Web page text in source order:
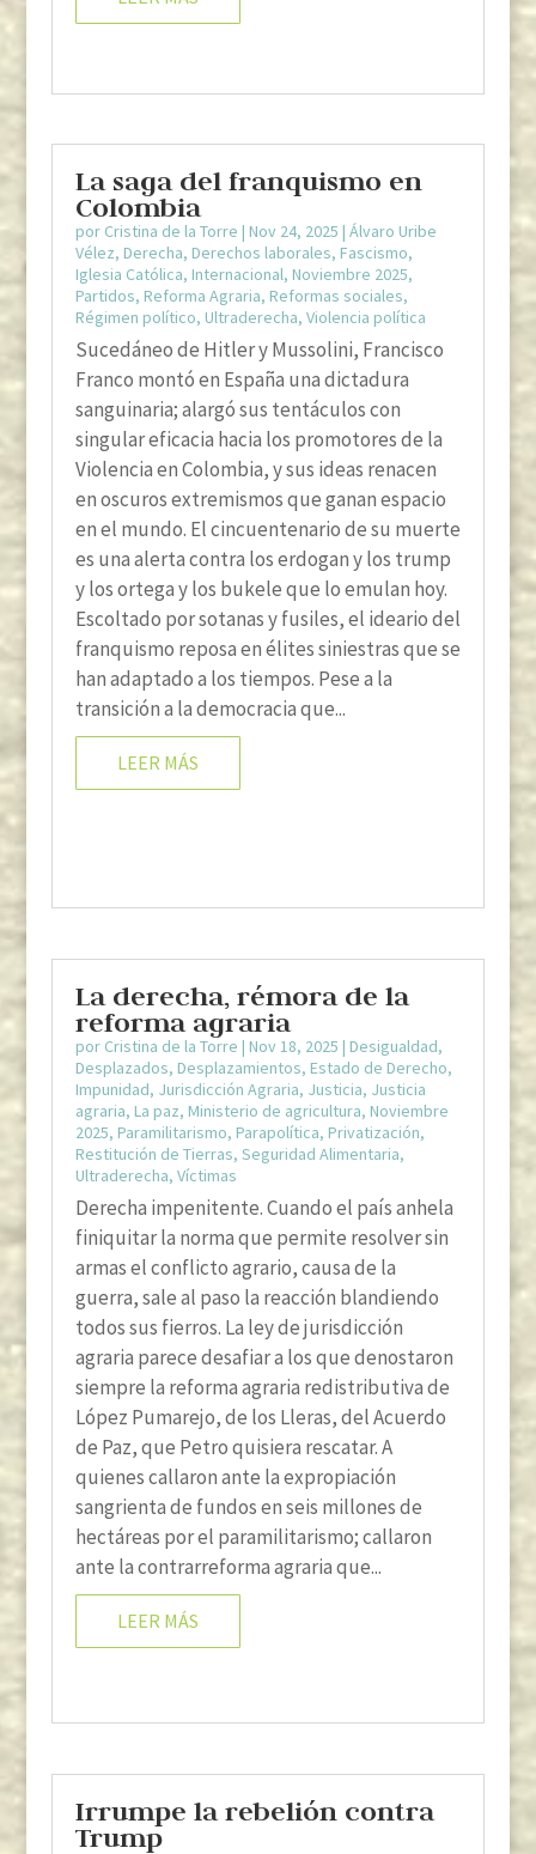
La saga del franquismo en
Colombia
por Cristina de la Torre | Nov 24, 2025 | Álvaro Uribe
Vélez, Derecha, Derechos laborales, Fascismo,
Iglesia Católica, Internacional, Noviembre 2025,
Partidos, Reforma Agraria, Reformas sociales,
Régimen político, Ultraderecha, Violencia política
Sucedáneo de Hitler y Mussolini, Francisco
Franco montó en España una dictadura
sanguinaria; alargó sus tentáculos con
singular eficacia hacia los promotores de la
Violencia en Colombia, y sus ideas renacen
en oscuros extremismos que ganan espacio
en el mundo. El cincuentenario de su muerte
es una alerta contra los erdogan y los trump
y los ortega y los bukele que lo emulan hoy.
Escoltado por sotanas y fusiles, el ideario del
franquismo reposa en élites siniestras que se
han adaptado a los tiempos. Pese a la
transición a la democracia que...
LEER MÁS
La derecha, rémora de la
reforma agraria
por Cristina de la Torre | Nov 18, 2025 | Desigualdad,
Desplazados, Desplazamientos, Estado de Derecho,
Impunidad, Jurisdicción Agraria, Justicia, Justicia
agraria, La paz, Ministerio de agricultura, Noviembre
2025, Paramilitarismo, Parapolítica, Privatización,
Restitución de Tierras, Seguridad Alimentaria,
Ultraderecha, Víctimas
Derecha impenitente. Cuando el país anhela
finiquitar la norma que permite resolver sin
armas el conflicto agrario, causa de la
guerra, sale al paso la reacción blandiendo
todos sus fierros. La ley de jurisdicción
agraria parece desafiar a los que denostaron
siempre la reforma agraria redistributiva de
López Pumarejo, de los Lleras, del Acuerdo
de Paz, que Petro quisiera rescatar. A
quienes callaron ante la expropiación
sangrienta de fundos en seis millones de
hectáreas por el paramilitarismo; callaron
ante la contrarreforma agraria que...
LEER MÁS
Irrumpe la rebelión contra
Trump